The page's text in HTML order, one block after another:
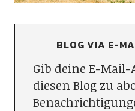
BLOG VIA E-
Gib deine E-
diesen Blog zu